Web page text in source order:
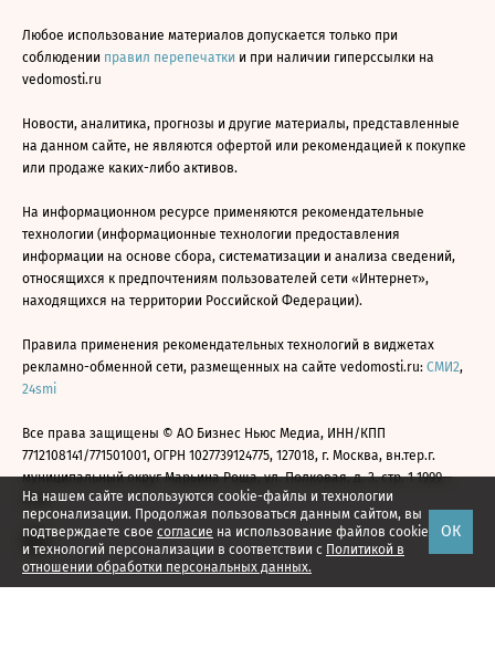
На нашем сайте используются cookie-файлы и технологии
персонализации. Продолжая пользоваться данным сайтом, вы
подтверждаете свое согласие на использование файлов cookie
и технологий персонализации в соответствии с Политикой в
отношении обработки персональных данных.
ОК
Любое использование материалов допускается только при
соблюдении правил перепечатки и при наличии гиперссылки на
vedomosti.ru
Новости, аналитика, прогнозы и другие материалы, представленные
на данном сайте, не являются офертой или рекомендацией к покупке
или продаже каких-либо активов.
На информационном ресурсе применяются рекомендательные
технологии (информационные технологии предоставления
информации на основе сбора, систематизации и анализа сведений,
относящихся к предпочтениям пользователей сети «Интернет»,
находящихся на территории Российской Федерации).
Правила применения рекомендательных технологий в виджетах
рекламно-обменной сети, размещенных на сайте vedomosti.ru: СМИ2,
24smi
Все права защищены © АО Бизнес Ньюс Медиа, ИНН/КПП
7712108141/771501001, ОГРН 1027739124775, 127018, г. Москва, вн.тер.г.
муниципальный округ Марьина Роща, ул. Полковая, д. 3, стр. 1 1999—
2026